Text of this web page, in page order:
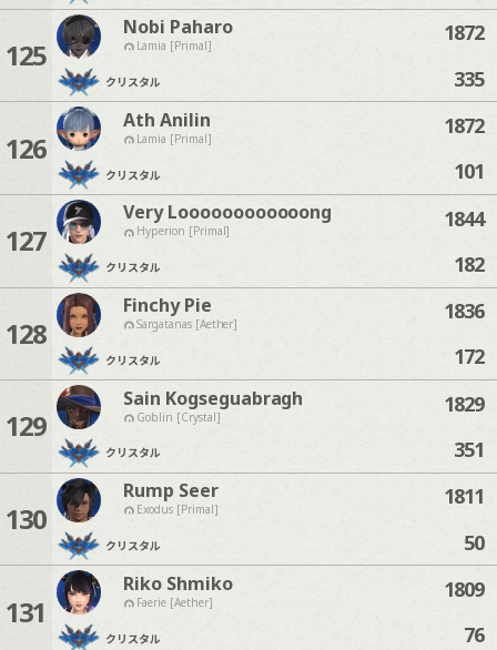
125
Nobi Paharo
Lamia [Primal]
クリスタル
1872
335
126
Ath Anilin
Lamia [Primal]
クリスタル
1872
101
127
Very Loooooooooooong
Hyperion [Primal]
クリスタル
1844
182
128
Finchy Pie
Sargatanas [Aether]
クリスタル
1836
172
129
Sain Kogseguabragh
Goblin [Crystal]
クリスタル
1829
351
130
Rump Seer
Exodus [Primal]
クリスタル
1811
50
131
Riko Shmiko
Faerie [Aether]
クリスタル
1809
76